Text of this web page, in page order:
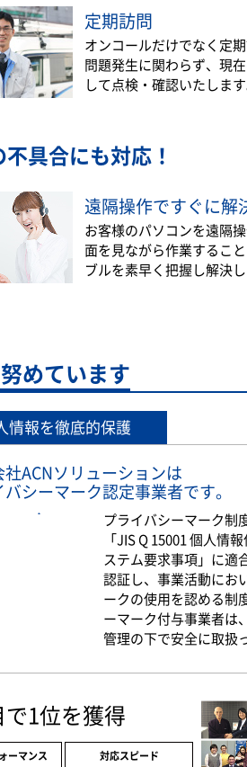
定期訪問
オンコールだけでなく定
問題発生に関わらず、現
して点検・確認いたします
具合にも対応！
遠隔操作ですぐに解
お客様のパソコンを遠隔
面を見ながら作業するこ
ブルを素早く把握し解決し
めています
情報を徹底的保護
ACNソリューションは
バシーマーク認定事業者です。
プライバシーマーク制
「JIS Q 15001 個人情
ステム要求事項」に適
認証し、事業活動にお
ークの使用を認める制
ーマーク付与事業者は
管理の下で安全に取扱
1位を獲得
ーマンス 対応スピード